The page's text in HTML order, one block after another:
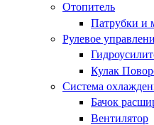
Отопитель
Патрубки и
Рулевое
Кулак
Система
Бачок
Вентилятор